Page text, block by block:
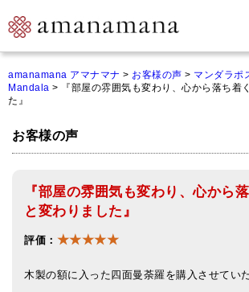
マイページ
ご来店予約（実店舗）
オンライン相談&購入
amanamana アマナマナ > お客様の声 > マンダラポ
Mandala >
『部屋の雰囲気も変わり、心から落ち着
た』
お客様の声
『部屋の雰囲気も変わり、心から
と変わりました』
評価： ★★★★★
木製の額に入った四面曼荼羅を購入させてい